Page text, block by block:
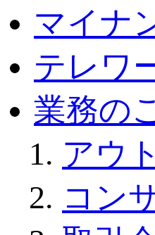
マイナ
テレワ
業務の
アウ
コン